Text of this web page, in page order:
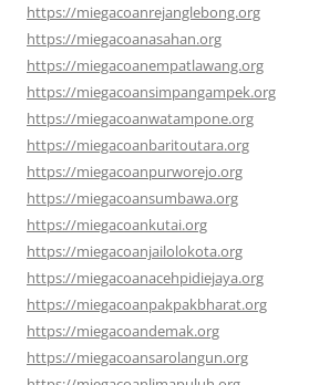
https://miegacoanrejanglebong.org
https://miegacoanasahan.org
https://miegacoanempatlawang.org
https://miegacoansimpangampek.org
https://miegacoanwatampone.org
https://miegacoanbaritoutara.org
https://miegacoanpurworejo.org
https://miegacoansumbawa.org
https://miegacoankutai.org
https://miegacoanjailolokota.org
https://miegacoanacehpidiejaya.org
https://miegacoanpakpakbharat.org
https://miegacoandemak.org
https://miegacoansarolangun.org